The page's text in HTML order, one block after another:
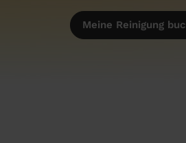
Meine Reinigung